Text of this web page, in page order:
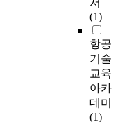
저
(1)
항공
기술
교육
아카
데미
(1)